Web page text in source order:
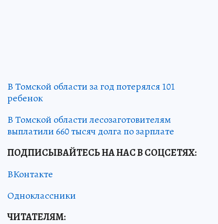
В Томской области за год потерялся 101
ребенок
В Томской области лесозаготовителям
выплатили 660 тысяч долга по зарплате
ПОДПИСЫВАЙТЕСЬ НА НАС В СОЦСЕТЯХ:
ВКонтакте
Одноклассники
ЧИТАТЕЛЯМ: